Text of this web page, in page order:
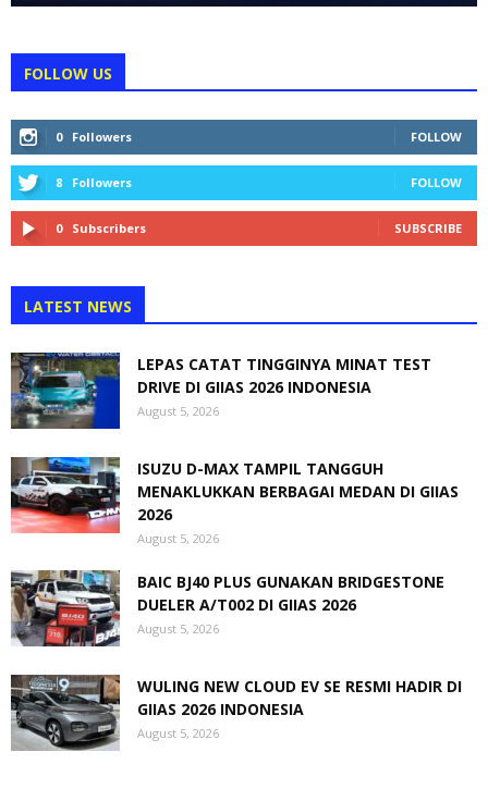
FOLLOW US
0 Followers FOLLOW
8 Followers FOLLOW
0 Subscribers SUBSCRIBE
LATEST NEWS
LEPAS CATAT TINGGINYA MINAT TEST
DRIVE DI GIIAS 2026 INDONESIA
August 5, 2026
ISUZU D-MAX TAMPIL TANGGUH
MENAKLUKKAN BERBAGAI MEDAN DI GIIAS
2026
August 5, 2026
BAIC BJ40 PLUS GUNAKAN BRIDGESTONE
DUELER A/T002 DI GIIAS 2026
August 5, 2026
WULING NEW CLOUD EV SE RESMI HADIR DI
GIIAS 2026 INDONESIA
August 5, 2026